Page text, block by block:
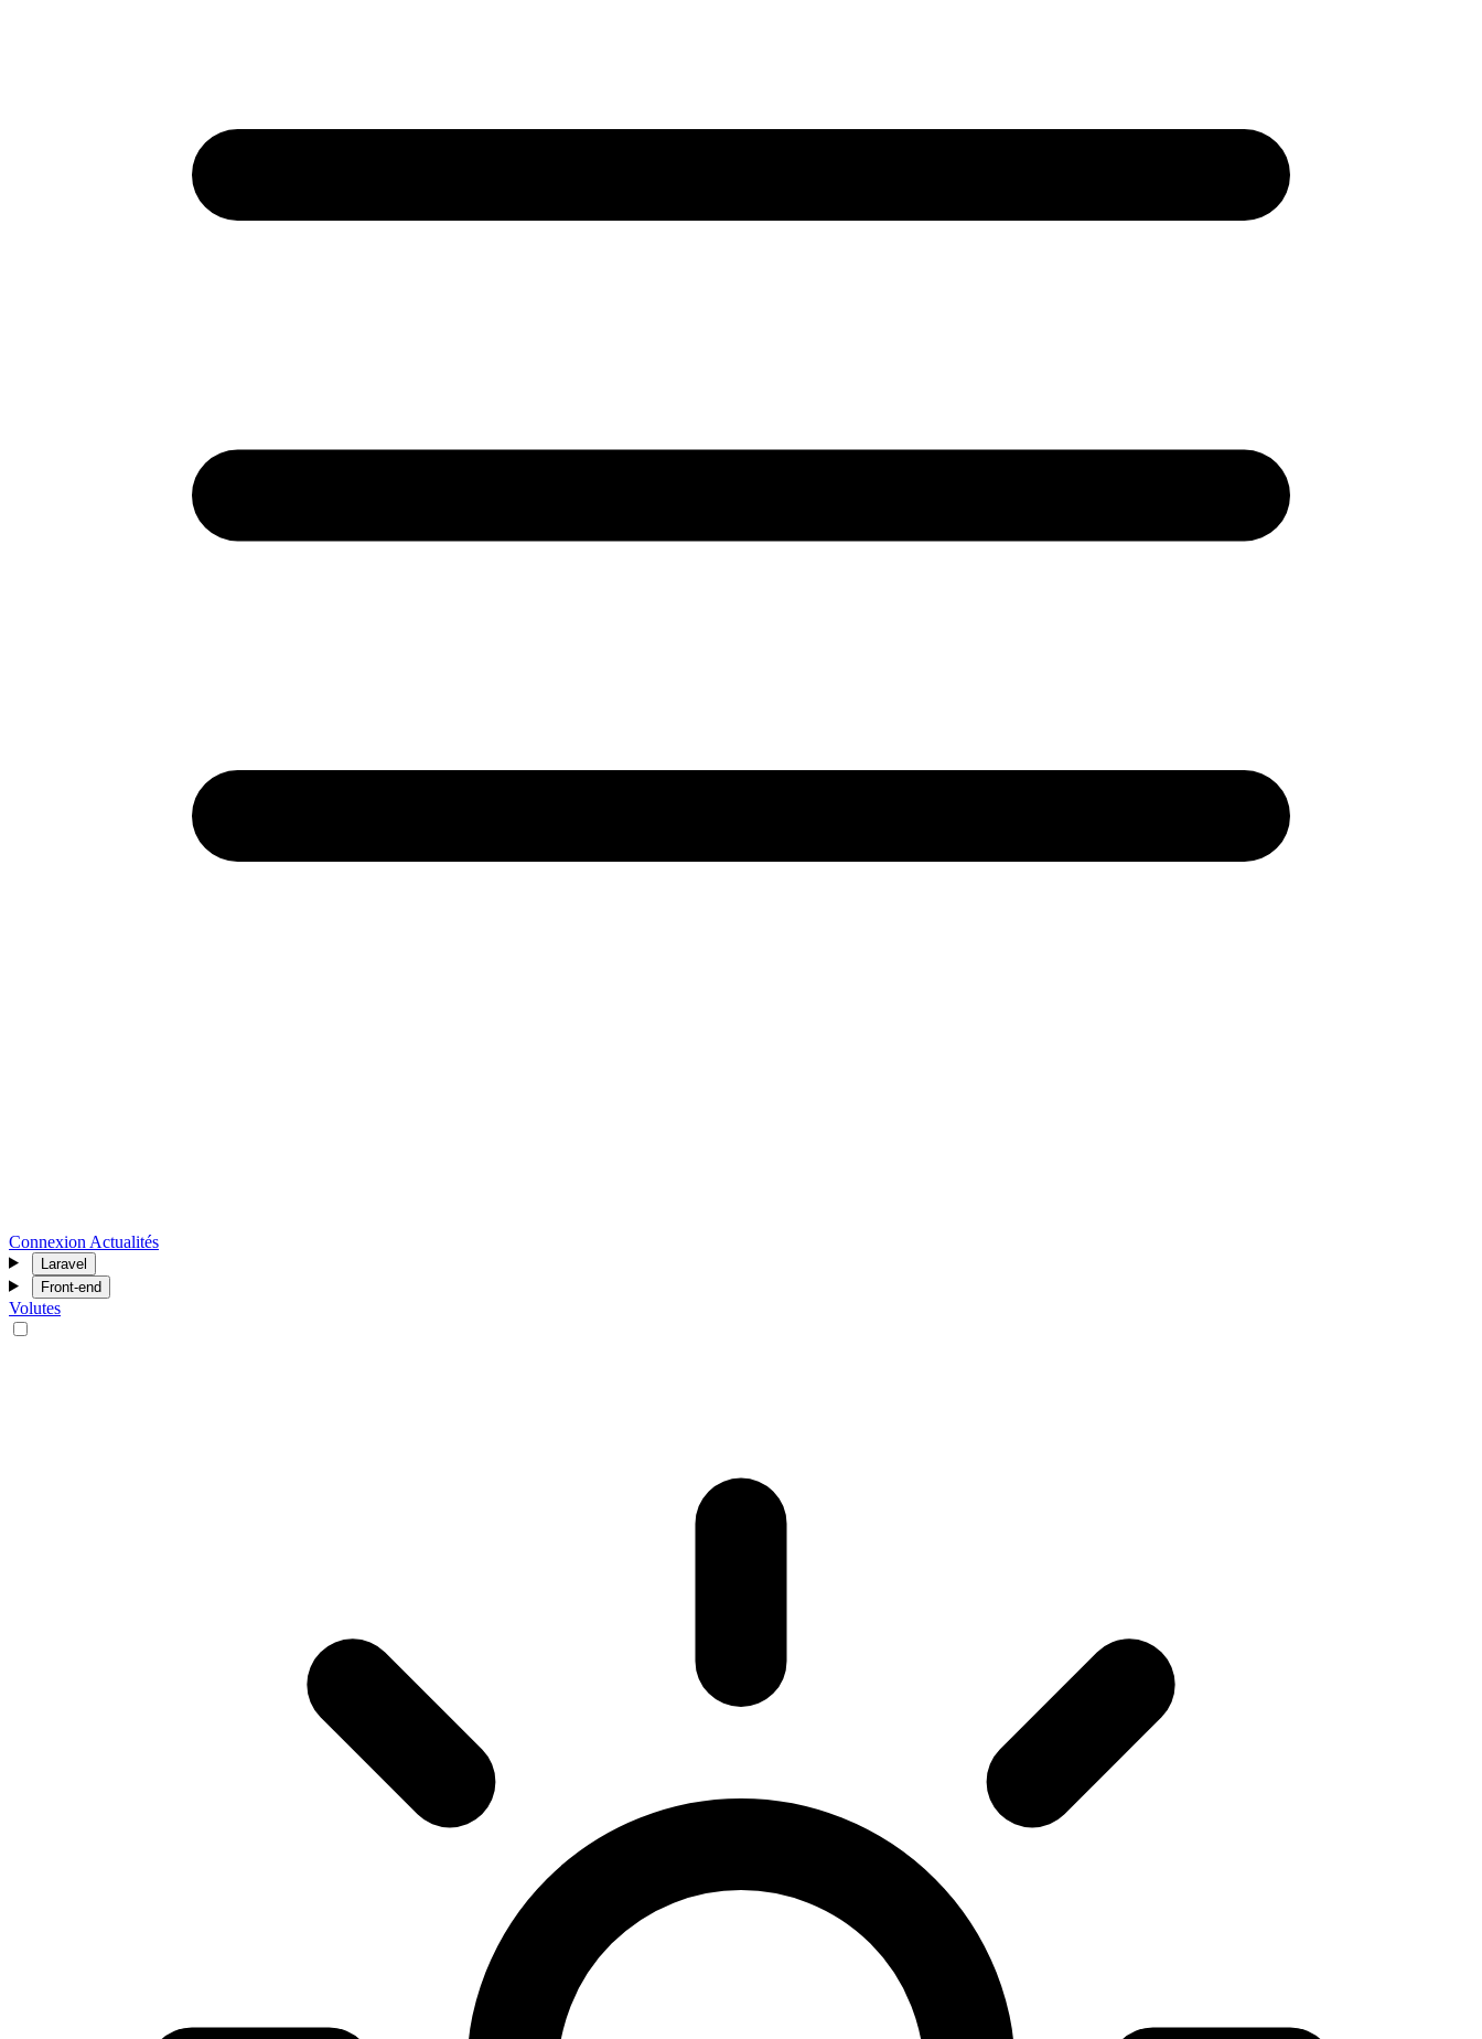
Connexion Actualités
Laravel
Front-end
Volutes